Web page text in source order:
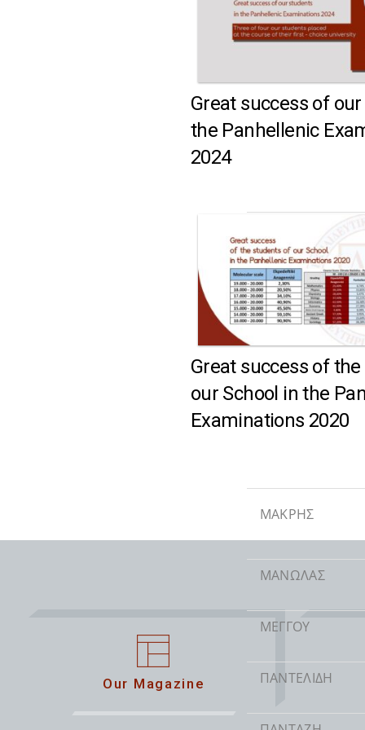
ΤΣΑΔΑΡΗΣ
ΔΡΑΚΟΝΤΑΕΙΔΗΣ
ΚΑΠΟΤΟΣ
ΜΑΚΡΗ
ΤΡΟΥΠΗΣ
ΖΑΧΑΡΟΠΟΥΛΟΥ
ΜΑΚΡΗΣ
ΜΑΝΩΛΑΣ
ΜΕΓΓΟΥ
ΠΑΝΤΕΛΙΔΗ
Great success of
the Panhellenic
2024
Great success of
our School in the
Examinations 2020
Our Magazine